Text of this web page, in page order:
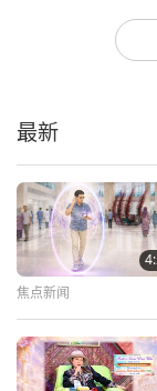
最新
焦点新闻